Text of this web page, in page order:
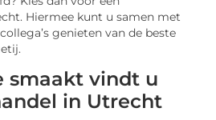
Hiermee kunt u samen met
genieten van de beste
smaakt vindt u
in Utrecht